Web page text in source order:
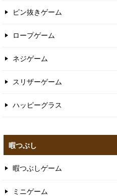
ピン抜きゲーム
ロープゲーム
ネジゲーム
スリザーゲーム
ハッピーグラス
暇つぶし
暇つぶしゲーム
ミニゲーム